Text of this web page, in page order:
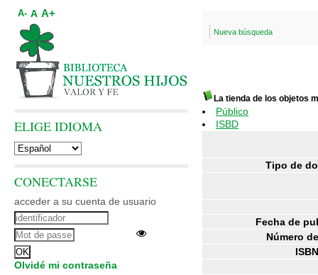
Nueva búsqueda
La tienda de los objetos
Público
ISBD
Tipo de
Fecha de
Número
A- A A+
ELIGE IDIOMA
CONECTARSE
acceder a su cuenta de usuario
Olvidé mi contraseña